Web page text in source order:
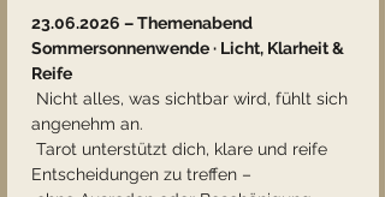
23.06.2026 – Themenabend
Sommersonnenwende · Licht, Klarheit &
Reife
angenehm an.
Entscheidungen zu treffen –